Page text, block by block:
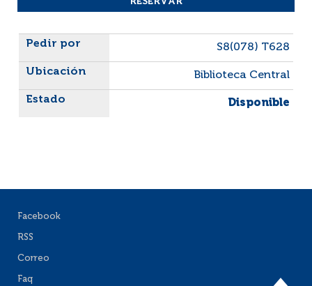
Liste des exemplaires
S8(078) T628
Biblioteca Central
Disponible
Facebook
RSS
Correo
Faq